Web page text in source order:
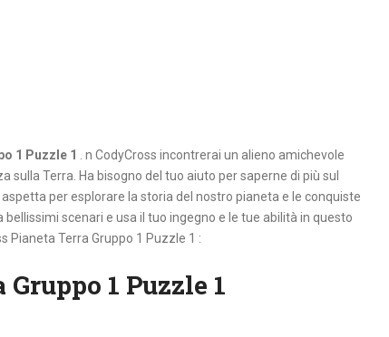
1 Puzzle 1
. n CodyCross incontrerai un alieno amichevole
Terra. Ha bisogno del tuo aiuto per saperne di più sul
per esplorare la storia del nostro pianeta e le conquiste
scenari e usa il tuo ingegno e le tue abilità in questo
Pianeta Terra Gruppo 1 Puzzle 1 :
1 Puzzle 1